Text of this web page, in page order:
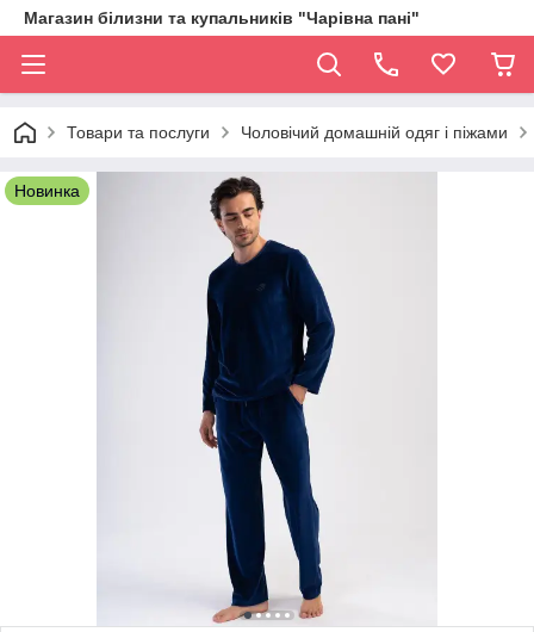
Магазин білизни та купальників "Чарівна пані"
Товари та послуги Чоловічий домашній одяг і піжами
Новинка